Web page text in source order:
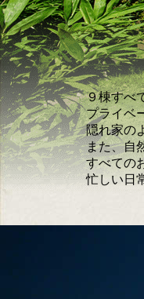
９棟すべ
プライベ
隠れ家の
また、自
すべての
忙しい日